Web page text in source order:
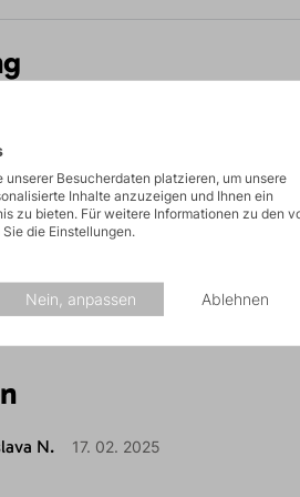
N. 17. 02. 2025
unserer Besucherdaten platzieren, um unsere
Inhalte anzuzeigen und Ihnen ein
zu bieten. Für weitere Informationen zu den
die Einstellungen.
Nein, anpassen Ablehnen